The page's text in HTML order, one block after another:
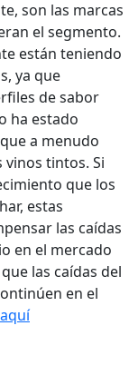
son las marcas
el segmento.
están teniendo
ya que
de sabor
ha estado
a menudo
vinos tintos. Si
que los
estas
las caídas
en el mercado
las caídas del
en el
aquí